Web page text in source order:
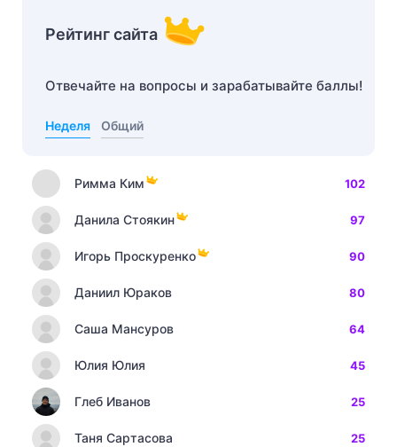
Рейтинг сайта
Отвечайте на вопросы и зарабатывайте баллы!
Неделя Общий
Римма Ким 102
Данила Стоякин 97
Игорь Проскуренко 90
Даниил Юраков 80
Саша Мансуров 64
Юлия Юлия 45
Глеб Иванов 25
Таня Сартасова 25